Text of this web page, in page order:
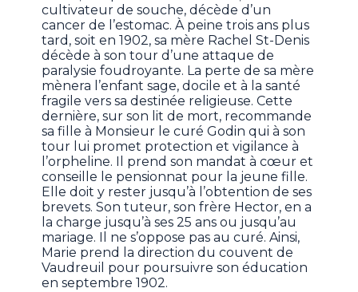
cultivateur de souche, décède d’un
cancer de l’estomac. À peine trois ans plus
tard, soit en 1902, sa mère Rachel St-Denis
décède à son tour d’une attaque de
paralysie foudroyante. La perte de sa mère
mènera l’enfant sage, docile et à la santé
fragile vers sa destinée religieuse. Cette
dernière, sur son lit de mort, recommande
sa fille à Monsieur le curé Godin qui à son
tour lui promet protection et vigilance à
l’orpheline. Il prend son mandat à cœur et
conseille le pensionnat pour la jeune fille.
Elle doit y rester jusqu’à l’obtention de ses
brevets. Son tuteur, son frère Hector, en a
la charge jusqu’à ses 25 ans ou jusqu’au
mariage. Il ne s’oppose pas au curé. Ainsi,
Marie prend la direction du couvent de
Vaudreuil pour poursuivre son éducation
en septembre 1902.